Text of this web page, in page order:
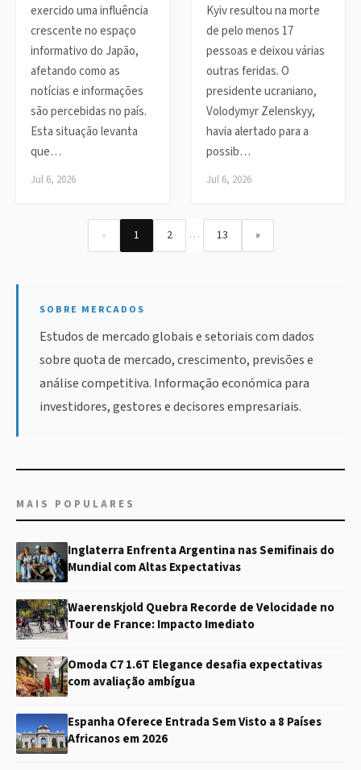
exercido uma influência
crescente no espaço
informativo do Japão,
afetando como as
notícias e informações
são percebidas no país.
Esta situação levanta
que…
Jul 6, 2026
Kyiv resultou na morte
de pelo menos 17
pessoas e deixou várias
outras feridas. O
presidente ucraniano,
Volodymyr Zelenskyy,
havia alertado para a
possib…
Jul 6, 2026
« 1 2 … 13 »
SOBRE MERCADOS
Estudos de mercado globais e setoriais com dados
sobre quota de mercado, crescimento, previsões e
análise competitiva. Informação económica para
investidores, gestores e decisores empresariais.
MAIS POPULARES
Inglaterra Enfrenta Argentina nas Semifinais do
Mundial com Altas Expectativas
Waerenskjold Quebra Recorde de Velocidade no
Tour de France: Impacto Imediato
Omoda C7 1.6T Elegance desafia expectativas
com avaliação ambígua
Espanha Oferece Entrada Sem Visto a 8 Países
Africanos em 2026